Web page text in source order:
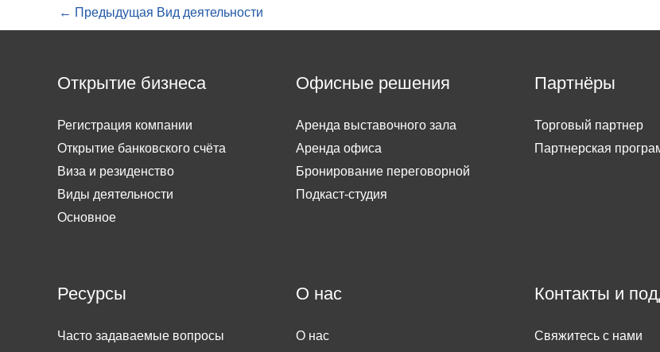
← Предыдущая Вид деятельности
Открытие бизнеса
Регистрация компании
Открытие банковского счёта
Виза и резиденство
Виды деятельности
Основное
Офисные решения
Аренда выставочного зала
Аренда офиса
Бронирование переговорной
Подкаст-студия
Партнёры
Торговый партнер
Партнерская
Ресурсы
Часто задаваемые вопросы
О нас
О нас
Контакты и
Свяжитесь с нами